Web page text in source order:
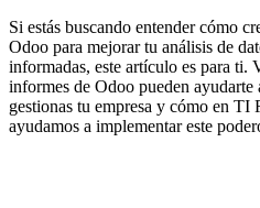
Si estás buscando entender cómo
Odoo para mejorar tu análisis de
informadas, este artículo es para ti.
informes de Odoo pueden
gestionas tu empresa y cómo en TI
ayudamos a implementar este